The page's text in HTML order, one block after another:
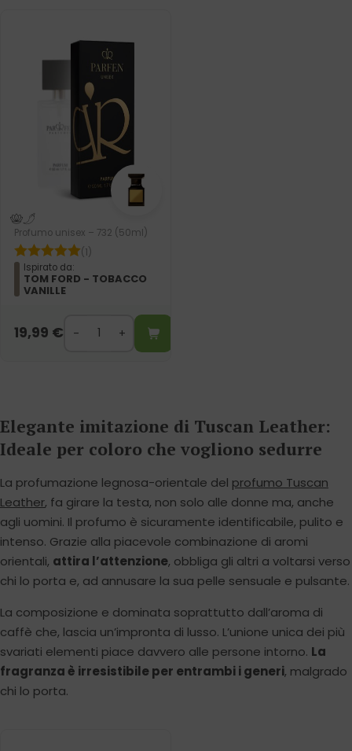
Profumo unisex – 732 (50ml)
(1)
Ispirato da:
TOM FORD - TOBACCO
VANILLE
19,99 €
Elegante imitazione di Tuscan Leather:
Ideale per coloro che vogliono sedurre
La profumazione legnosa-orientale del profumo Tuscan
Leather, fa girare la testa, non solo alle donne ma, anche
agli uomini. Il profumo è sicuramente identificabile, pulito e
intenso. Grazie alla piacevole combinazione di aromi
orientali, attira l’attenzione, obbliga gli altri a voltarsi verso
chi lo porta e, ad annusare la sua pelle sensuale e pulsante.
La composizione e dominata soprattutto dall’aroma di
caffè che, lascia un’impronta di lusso. L’unione unica dei più
svariati elementi piace davvero alle persone intorno. La
fragranza è irresistibile per entrambi i generi, malgrado
chi lo porta.